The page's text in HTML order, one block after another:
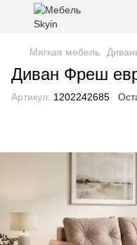
Мягкая мебель
Диван Фреш
Артикул: 1202242685